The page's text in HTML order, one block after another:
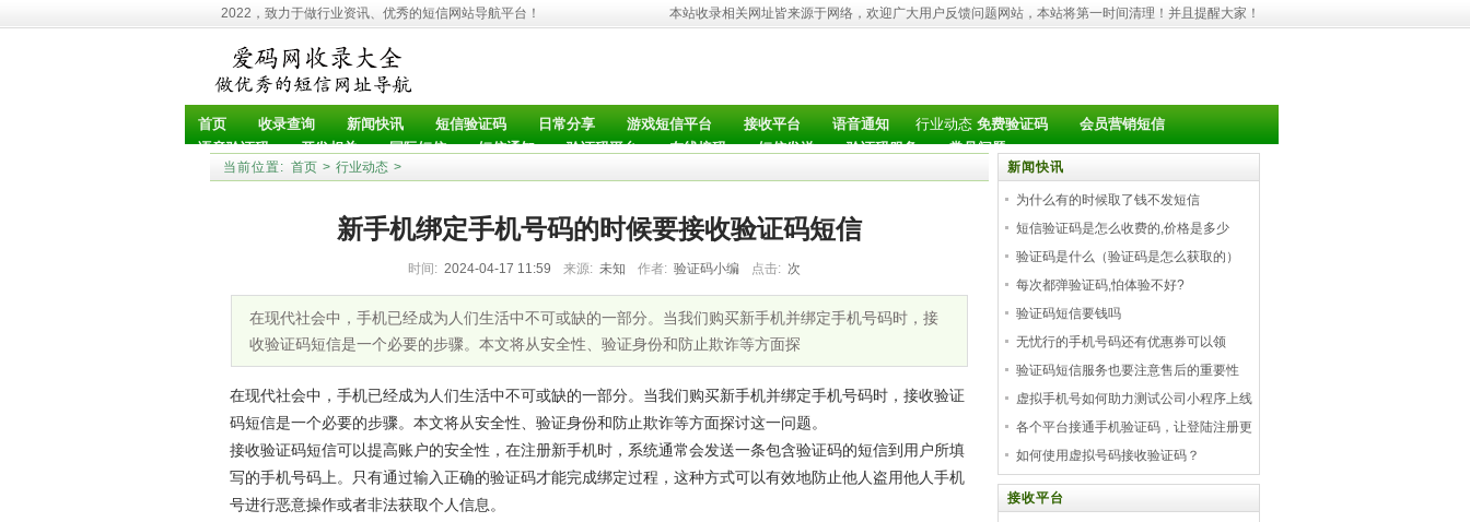
2022，致力于做行业资讯、优秀的短信网站导航平台！ 本站收录相关网址皆来源于网络，欢迎广大用户反馈问题网站，本站将第一时间清理！并且提醒大家！
首页 收录查询 新闻快讯 短信验证码 日常分享 游戏短信平台 接收平台 语音通知 行业动态 免费验证码
会员营销短信
语音验证码
开发相关 国际短信 短信通知 验证码平台 在线接码 短信发送 验证码服务 常见问题
当前位置: 首页 > 行业动态 >
新手机绑定手机号码的时候要接收验证码短信
时间: 2024-04-17 11:59 来源: 未知 作者: 验证码小编 点击: 次
在现代社会中，手机已经成为人们生活中不可或缺的一部分。当我们购买新手机并绑定手机号码时，接
收验证码短信是一个必要的步骤。本文将从安全性、验证身份和防止欺诈等方面探
在现代社会中，手机已经成为人们生活中不可或缺的一部分。当我们购买新手机并绑定手机号码时，接收验证
码短信是一个必要的步骤。本文将从安全性、验证身份和防止欺诈等方面探讨这一问题。
接收验证码短信可以提高账户的安全性，在注册新手机时，系统通常会发送一条包含验证码的短信到用户所填
写的手机号码上。只有通过输入正确的验证码才能完成绑定过程，这种方式可以有效地防止他人盗用他人手机
号进行恶意操作或者非法获取个人信息。
新闻快讯
为什么有的时候取了钱不发短信
短信验证码是怎么收费的,价格是多少
验证码是什么（验证码是怎么获取的）
每次都弹验证码,怕体验不好?
验证码短信要钱吗
无忧行的手机号码还有优惠券可以领
验证码短信服务也要注意售后的重要性
虚拟手机号如何助力测试公司小程序上线
各个平台接通手机验证码，让登陆注册更
如何使用虚拟号码接收验证码？
接收平台